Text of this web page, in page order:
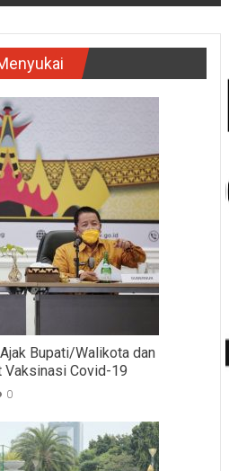
Bupati/Walikota dan
Vaksinasi Covid-19
0